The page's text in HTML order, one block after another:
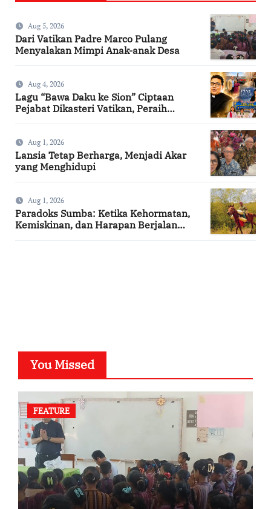
Aug 5, 2026
Dari Vatikan Padre Marco Pulang
Menyalakan Mimpi Anak-anak Desa
Aug 4, 2026
Lagu “Bawa Daku ke Sion” Ciptaan
Pejabat Dikasteri Vatikan, Peraih
Aug 1, 2026
Lansia Tetap Berharga, Menjadi Akar
yang Menghidupi
Aug 1, 2026
Paradoks Sumba: Ketika Kehormatan,
Kemiskinan, dan Harapan Berjalan
You Missed
FEATURE